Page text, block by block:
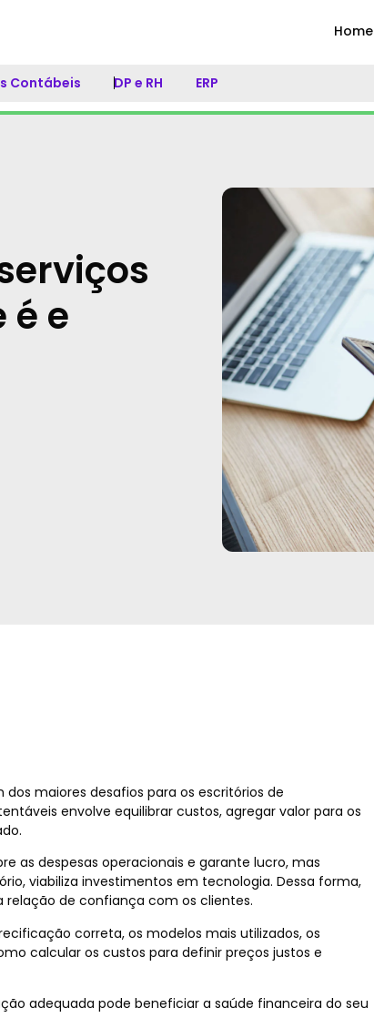
Home
Contábeis DP e RH ERP
é e
dos maiores desafios para os escritórios de
envolve equilibrar custos, agregar valor para os
as despesas operacionais e garante lucro, mas
viabiliza investimentos em tecnologia. Dessa forma,
de confiança com os clientes.
correta, os modelos mais utilizados, os
calcular os custos para definir preços justos e
adequada pode beneficiar a saúde financeira do seu